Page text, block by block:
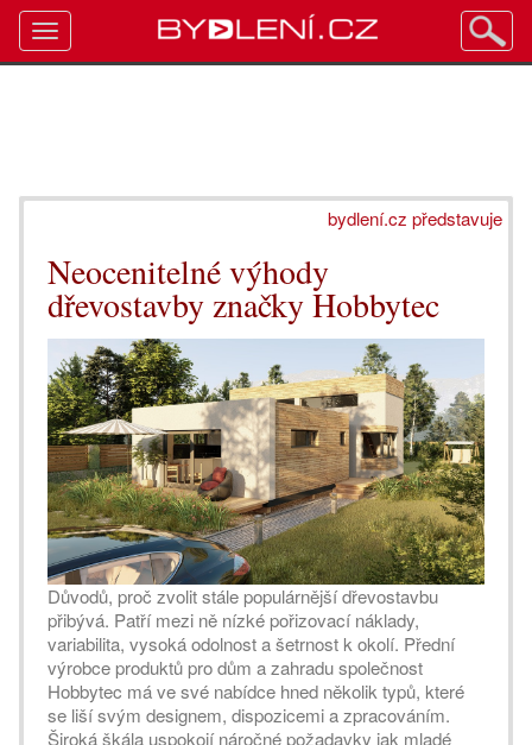
bydlení.cz představuje
Neocenitelné výhody
dřevostavby značky Hobbytec
Důvodů, proč zvolit stále populárnější dřevostavbu
přibývá. Patří mezi ně nízké pořizovací náklady,
variabilita, vysoká odolnost a šetrnost k okolí. Přední
výrobce produktů pro dům a zahradu společnost
Hobbytec má ve své nabídce hned několik typů, které
se liší svým designem, dispozicemi a zpracováním.
Široká škála uspokojí náročné požadavky jak mladé
Toggle
navigation